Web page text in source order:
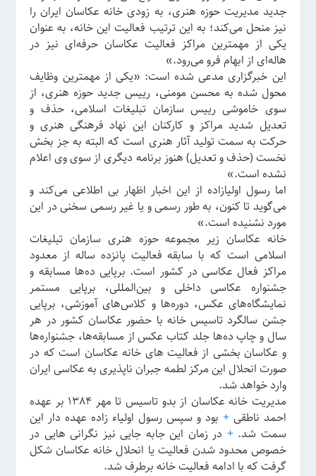
جدید مدیریت حوزه هنری، به زودی خانه عکاسان ایران را
نیز منحل می‌کند؛ به این ترتیب فعالیت این خانه، به عنوان
یکی از مهمترین مراکز فعالیت عکاسان حرفه‌ای نیز در
هاله‌ای از ابهام فرو می‌رود.»
این خبرگزاری مدعی شده است: «یکی از مهمترین وظایف
محول شده به محسن مومنی، رییس جدید حوزه هنری، از
سوی خاموشی رییس سازمان تبلیغات اسلامی، حذف و
تعدیل شدید مراکز و کارکنان این نهاد فرهنگی هنری و
حرکت به سمت تولید آثار هنری است که البته به جز بخش
نخست (حذف و تعدیل) هنوز برنامه دیگری از سوی وی اعلام
نشده است.»
اما رسول اولیا‌زاده از این اخبار اظهار بی اطلاعی می‌کند و
می‌گوید تا کنون، به طور رسمی و یا غیر رسمی سخنی در این
مورد نشنیده است.»
خانه عکاسان زیر مجموعه حوزه هنری سازمان تبلیغات
اسلامی است که با سابقه‌ فعالیت پانزده ساله از معدود
مراکز فعال عکاسی در کشور است. برپایی ده‌ها مسابقه و
جشنواره عکاسی داخلی و بین‌المللی، برپایی مستمر
نمایشگاه‌های عکس، دوره‌ها و کلاس‌های آموزشی، برپایی
جشن سالگرد تاسیس خانه با حضور عکاسان کشور در هر
سال و چاپ ده‌ها جلد کتاب عکس از مسابقه‌ها، جشنواره‌ها
و عکاسان بخشی از فعالیت های خانه عکاسان است که در
صورت انحلال این مرکز لطمه جبران ناپذیری به عکاسی ایران
وارد خواهد شد.
مدیریت خانه عکاسان از بدو تاسیس تا مهر 1384 بر عهده
احمد ناطقی+ بود و سپس رسول اولیاء زاده عهده دار این
سمت شد.+ در زمان این جابه جایی نیز نگرانی هایی در
خصوص محدود شدن فعالیت یا انحلال خانه عکاسان شکل
گرفت که با ادامه فعالیت خانه برطرف شد.